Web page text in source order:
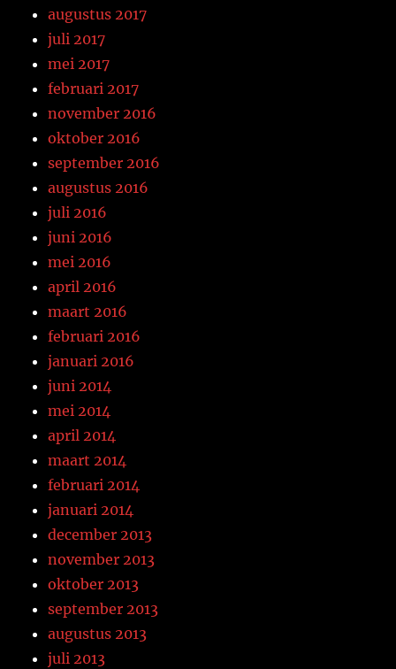
augustus 2017
juli 2017
mei 2017
februari 2017
november 2016
oktober 2016
september 2016
augustus 2016
juli 2016
juni 2016
mei 2016
april 2016
maart 2016
februari 2016
januari 2016
juni 2014
mei 2014
april 2014
maart 2014
februari 2014
januari 2014
december 2013
november 2013
oktober 2013
september 2013
augustus 2013
juli 2013